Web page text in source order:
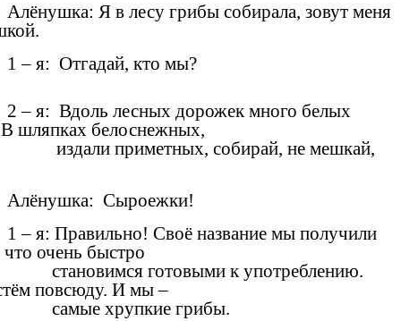
Алёнушка: Я в лесу грибы собирала, зовут меня
1 – я: Отгадай, кто мы?
2 – я: Вдоль лесных дорожек много белых
шляпках белоснежных,
издали приметных, собирай, не мешкай,
Алёнушка: Сыроежки!
1 – я: Правильно! Своё название мы получили
что очень быстро
становимся готовыми к употреблению.
повсюду. И мы –
самые хрупкие грибы.